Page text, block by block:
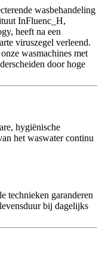
wasbehandeling
InFluenc_H,
heeft na een
viruszegel verleend.
wasmachines met
door hoge
hygiënische
het waswater continu
technieken garanderen
bij dagelijks